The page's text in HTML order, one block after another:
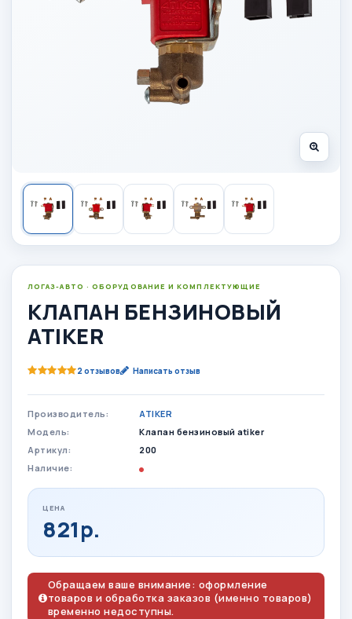
ЛОГАЗ-АВТО · ОБОРУДОВАНИЕ И КОМПЛЕКТУЮЩИЕ
КЛАПАН БЕНЗИНОВЫЙ
ATIKER
2 отзывов Написать отзыв
Производитель:
ATIKER
Модель:
Клапан бензиновый atiker
Артикул:
200
Наличие:
ЦЕНА
821р.
Обращаем ваше внимание: оформление
товаров и обработка заказов (именно товаров)
временно недоступны.